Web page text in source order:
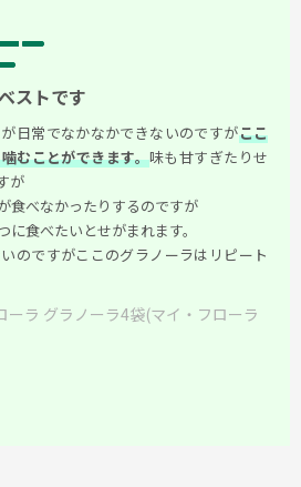
ストです
日常でなかなかできないのですがここ
むことができます。味も甘すぎたりせ
が
食べなかったりするのですが
食べたいとせがまれます。
のですがここのグラノーラはリピート
ーラ グラノーラ4袋(マイ・フローラ